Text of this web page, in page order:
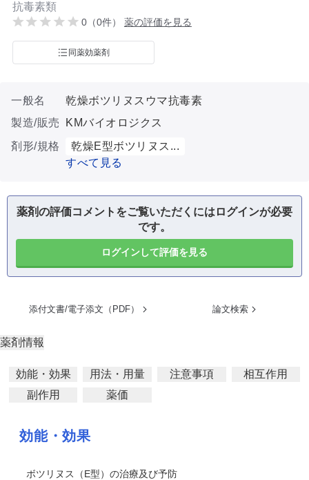
抗毒素類
0（0件） 薬の評価を見る
同薬効薬剤
一般名
乾燥ボツリヌスウマ抗毒素
製造/販売
KMバイオロジクス
剤形/規格
乾燥E型ボツリヌス...
すべて見る
薬剤の評価コメントをご覧いただくにはログインが必要
です。
ログインして評価を見る
添付文書/電子添文（PDF） 論文検索
薬剤情報
効能・効果 用法・用量 注意事項
相互作用
副作用
薬価
効能・効果
ボツリヌス（E型）の治療及び予防